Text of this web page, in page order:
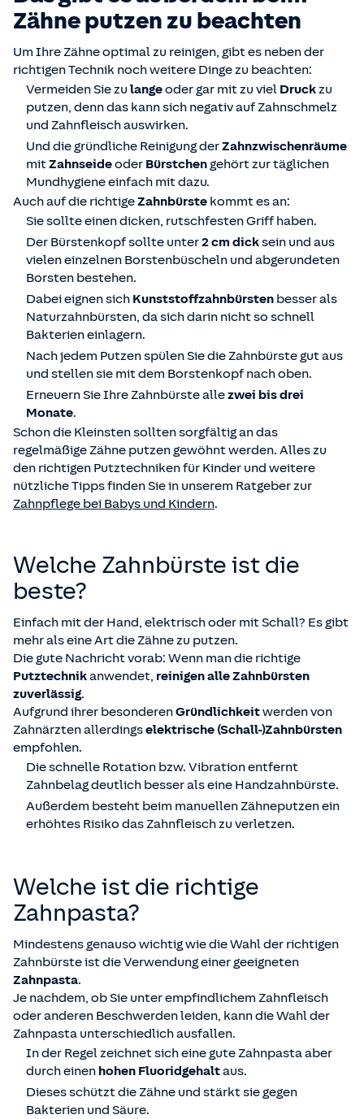
Zähne putzen zu beachten
Um Ihre Zähne optimal zu reinigen, gibt es neben der
richtigen Technik noch weitere Dinge zu beachten:
Vermeiden Sie zu langeoder gar mit zu viel Druckzu
putzen, denn das kann sich negativ auf Zahnschmelz
und Zahnfleisch auswirken.
Und die gründliche Reinigung derZahnzwischenräume
mitZahnseideoder Bürstchen gehört zur täglichen
Mundhygiene einfach mit dazu.
Auch auf die richtigeZahnbürste kommt es an:
Sie sollte einen dicken, rutschfesten Griff haben.
Der Bürstenkopf sollte unter2 cm dicksein und aus
vielen einzelnen Borstenbüscheln und abgerundeten
Borsten bestehen.
Dabei eignen sich Kunststoffzahnbürsten besser als
Naturzahnbürsten, da sich darin nicht so schnell
Bakterien einlagern.
Nach jedem Putzen spülen Sie die Zahnbürste gut aus
und stellen sie mit dem Borstenkopf nach oben.
Erneuern Sie Ihre Zahnbürste allezwei bis drei
Monate.
Schon die Kleinsten sollten sorgfältig an das
regelmäßige Zähne putzen gewöhnt werden. Alles zu
den richtigen Putztechniken für Kinder und weitere
nützliche Tipps finden Sie in unserem Ratgeber zur
Zahnpflege bei Babys und Kindern.
Welche Zahnbürste ist die
beste?
Einfach mit der Hand, elektrisch oder mit Schall? Es gibt
mehr als eine Art die Zähne zu putzen.
Die gute Nachricht vorab: Wenn man die richtige
Putztechnikanwendet, reinigen alle Zahnbürsten
zuverlässig.
Aufgrund ihrer besonderenGründlichkeitwerden von
Zahnärzten allerdingselektrische (Schall-)Zahnbürsten
empfohlen.
Die schnelle Rotation bzw. Vibration entfernt
Zahnbelag deutlich besser als eine Handzahnbürste.
Außerdem besteht beim manuellen Zähneputzen ein
erhöhtes Risiko das Zahnfleisch zu verletzen.
Welche ist die richtige
Zahnpasta?
Mindestens genauso wichtig wie die Wahl der richtigen
Zahnbürste ist die Verwendung einer geeigneten
Zahnpasta.
Je nachdem, ob Sie unter empfindlichem Zahnfleisch
oder anderen Beschwerden leiden, kann die Wahl der
Zahnpasta unterschiedlich ausfallen.
In der Regel zeichnet sich eine gute Zahnpasta aber
durch einen hohen Fluoridgehaltaus.
Dieses schützt die Zähne und stärkt sie gegen
Bakterien und Säure.